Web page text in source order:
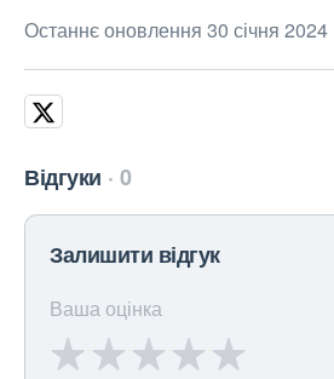
Останнє оновлення 30 січня 2024
Відгуки 0
Залишити відгук
Ваша оцінка